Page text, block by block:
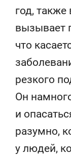
год, также
вызывает
что
резкого
Он
и
разумно,
у людей,